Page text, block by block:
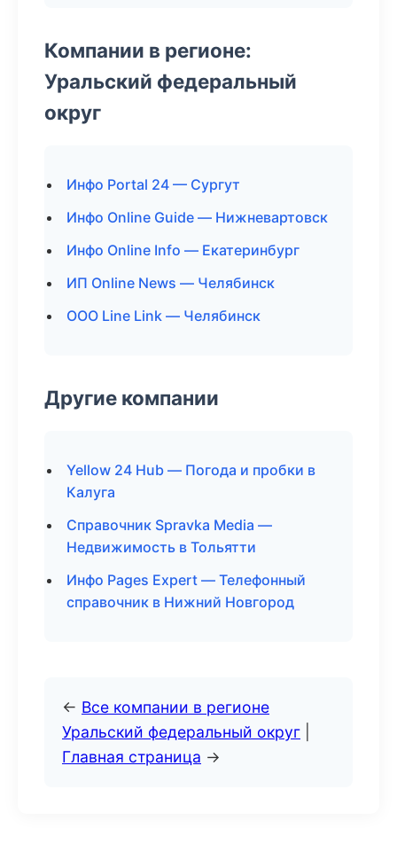
Компании в регионе:
Уральский федеральный
округ
Инфо Portal 24 — Сургут
Инфо Online Guide — Нижневартовск
Инфо Online Info — Екатеринбург
ИП Online News — Челябинск
ООО Line Link — Челябинск
Другие компании
Yellow 24 Hub — Погода и пробки в
Калуга
Справочник Spravka Media —
Недвижимость в Тольятти
Инфо Pages Expert — Телефонный
справочник в Нижний Новгород
← Все компании в регионе
Уральский федеральный округ
Главная страница →